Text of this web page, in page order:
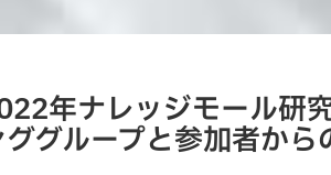
年ナレッジモール研
グループと参加者から